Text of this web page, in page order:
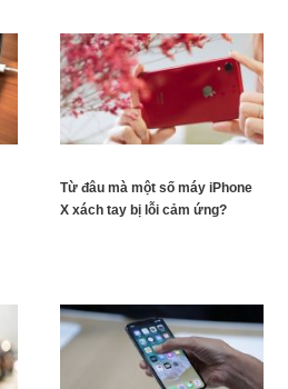
Từ đâu mà một số máy iPhone
X xách tay bị lỗi cảm ứng?